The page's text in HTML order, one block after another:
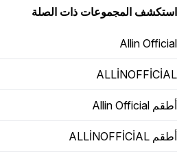
استكشف المجموعات ذات الصلة
Allin Official
ALLİNOFFİCİAL
أطقم Allin Official
أطقم ALLİNOFFİCİAL